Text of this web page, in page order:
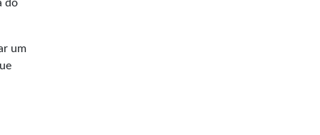
do
um